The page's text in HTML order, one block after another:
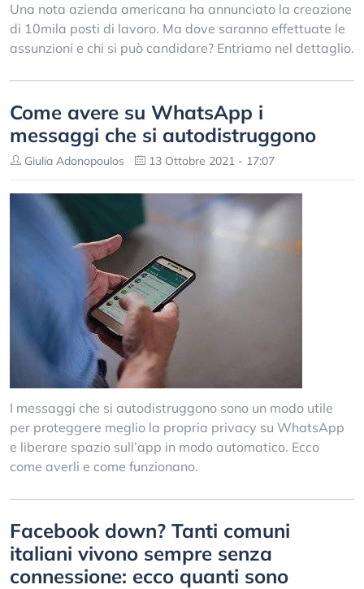
Una nota azienda americana ha annunciato la creazione
di 10mila posti di lavoro. Ma dove saranno effettuate le
assunzioni e chi si può candidare? Entriamo nel dettaglio.
Come avere su WhatsApp i
messaggi che si autodistruggono
Giulia Adonopoulos 13 Ottobre 2021 - 17:07
I messaggi che si autodistruggono sono un modo utile
per proteggere meglio la propria privacy su WhatsApp
e liberare spazio sull’app in modo automatico. Ecco
come averli e come funzionano.
Facebook down? Tanti comuni
italiani vivono sempre senza
connessione: ecco quanti sono